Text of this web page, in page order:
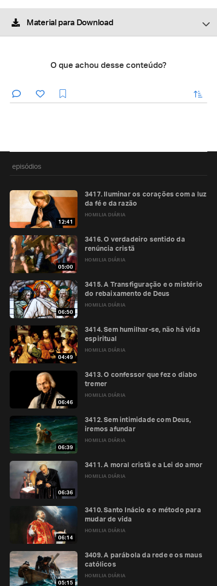
Material para Download
O que achou desse conteúdo?
enviar
episódios
12:41
HOMILIA DIÁRIA
3417. Iluminar os corações com a luz
da fé e da razão
05:00
HOMILIA DIÁRIA
3416. O verdadeiro sentido da
renúncia cristã
06:50
HOMILIA DIÁRIA
3415. A Transfiguração e o mistério
do rebaixamento de Deus
04:49
HOMILIA DIÁRIA
3414. Sem humilhar-se, não há vida
espiritual
06:46
HOMILIA DIÁRIA
3413. O confessor que fez o diabo
tremer
06:39
HOMILIA DIÁRIA
3412. Sem intimidade com Deus,
iremos afundar
06:36
HOMILIA DIÁRIA
3411. A moral cristã e a Lei do amor
06:14
HOMILIA DIÁRIA
3410. Santo Inácio e o método para
mudar de vida
05:15
HOMILIA DIÁRIA
3409. A parábola da rede e os maus
católicos